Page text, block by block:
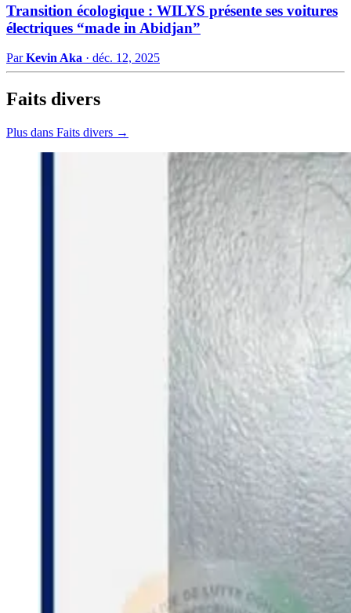
Transition écologique : WILYS présente ses voitures
électriques “made in Abidjan”
ParKevin Aka · déc. 12, 2025
Faits divers
Plus dans Faits divers →